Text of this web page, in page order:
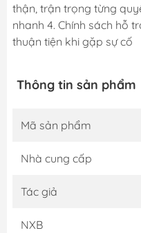
thận, trận trọng từng
nhanh 4. Chính sách hỗ
thuận tiện khi gặp sự cố
Thông tin sản phẩm
Mã sản phẩm
Nhà cung cấp
Tác giả
NXB